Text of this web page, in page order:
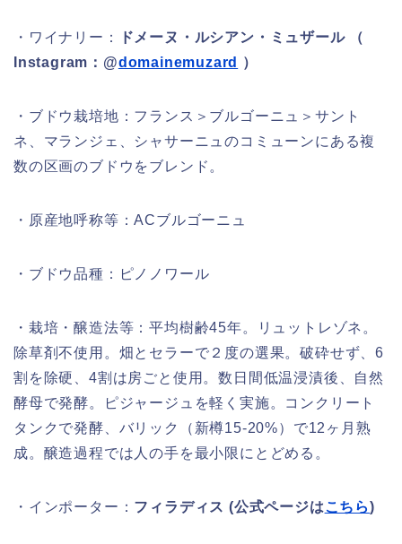
・ワイナリー：
ドメーヌ・ルシアン・ミュザール （
Instagram：@domainemuzard ）
・ブドウ栽培地：フランス＞ブルゴーニュ＞サント
ネ、マランジェ、シャサーニュのコミューンにある複
数の区画のブドウをブレンド。
・原産地呼称等：ACブルゴーニュ
・ブドウ品種：ピノノワール
・栽培・醸造法等：平均樹齢45年。リュットレゾネ。
除草剤不使用。畑とセラーで２度の選果。破砕せず、6
割を除硬、4割は房ごと使用。数日間低温浸漬後、自然
酵母で発酵。ピジャージュを軽く実施。コンクリート
タンクで発酵、バリック（新樽15-20%）で12ヶ月熟
成。醸造過程では人の手を最小限にとどめる。
・インポーター： フィラディス (公式ページは こちら)